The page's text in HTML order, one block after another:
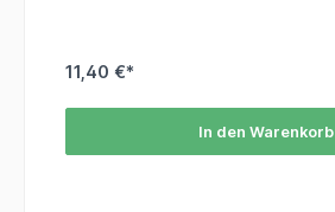
kontrolliert biologischem Anbau
11,40 €*
In den Warenkorb